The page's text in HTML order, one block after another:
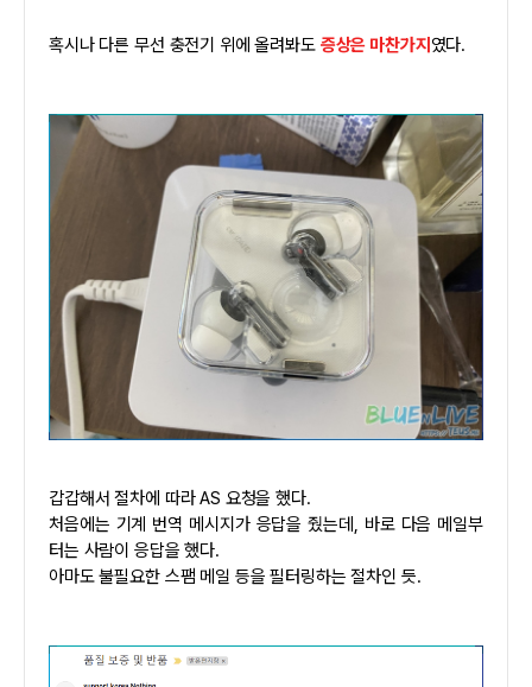
혹시나 다른 무선 충전기 위에 올려봐도 증상은 마찬가지 였다.
갑갑해서 절차에 따라 AS 요청을 했다.
처음에는 기계 번역 메시지가 응답을 줬는데, 바로 다음 메일부
터는 사람이 응답을 했다.
아마도 불필요한 스팸 메일 등을 필터링하는 절차인 듯.